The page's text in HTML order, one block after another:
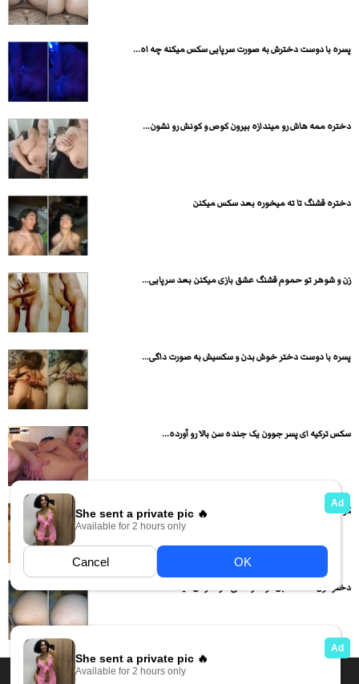
پسره با دوست دخترش به صورت سرپایی سکس میکنه چه اه...
دختره ممه هاش رو میندازه بیرون کوص و کونش رو نشون...
دختره قشنگ تا ته میخوره بعد سکس میکنن
زن و شوهر تو حموم قشنگ عشق بازی میکنن بعد سرپایی...
پسره با دوست دختر خوش بدن و سکسیش به صورت داگی...
سکس ترکیه ای پسر جوون یک جنده سن بالا رو آورده...
کوص دختره رو با حرفهای سکسی و حشری کننده لنگ در...
دختر کون گتده قمبل کرده و داگی داره کوص میده